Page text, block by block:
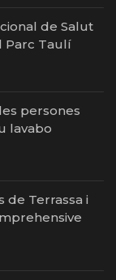
de Salut
Parc Taulí
persones
lavabo
de Terrassa i